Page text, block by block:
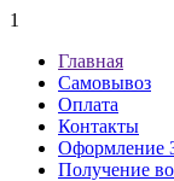
1
Главная
Самовывоз
Оплата
Контакты
Оформление
Получение